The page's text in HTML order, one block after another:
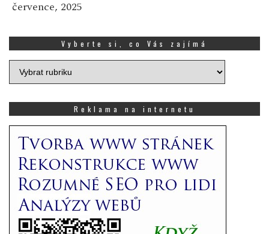
července, 2025
Vyberte si, co Vás zajímá
Vyberte
si,
zajímá
Reklama na internetu